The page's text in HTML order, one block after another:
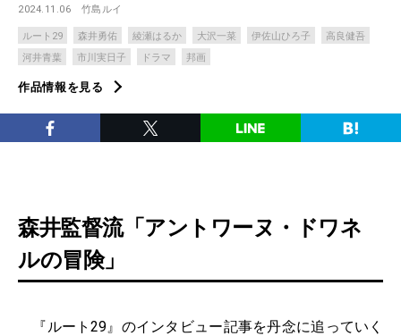
2024.11.06 竹島ルイ
ルート29 森井勇佑 綾瀬はるか 大沢一菜 伊佐山ひろ子
高良健吾
河井青葉
市川実日子 ドラマ 邦画
作品情報を見る
森井監督流「アントワーヌ・ドワネ
ルの冒険」
『ルート29』のインタビュー記事を丹念に追っていく